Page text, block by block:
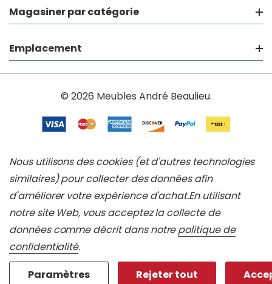
Magasiner par catégorie
Emplacement
© 2026 Meubles André Beaulieu.
Nous utilisons des cookies (et d'autres technologies
similaires) pour collecter des données afin
d'améliorer votre expérience d'achat.En utilisant
notre site Web, vous acceptez la collecte de
données comme décrit dans notrepolitique de
confidentialité.
Paramètres
Rejeter tout